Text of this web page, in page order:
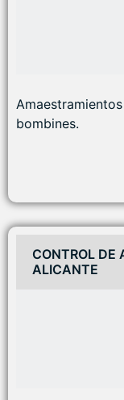
bombines.
CONTROL DE
ALICANTE